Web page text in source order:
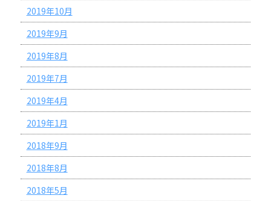
2019年10月
2019年9月
2019年8月
2019年7月
2019年4月
2019年1月
2018年9月
2018年8月
2018年5月